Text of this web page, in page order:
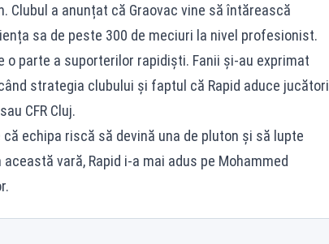
Clubul a anunțat că Graovac vine să întărească
sa de peste 300 de meciuri la nivel profesionist.
parte a suporterilor rapidiști. Fanii și-au exprimat
strategia clubului și faptul că Rapid aduce jucători
CFR Cluj.
echipa riscă să devină una de pluton și să lupte
vară, Rapid i-a mai adus pe Mohammed